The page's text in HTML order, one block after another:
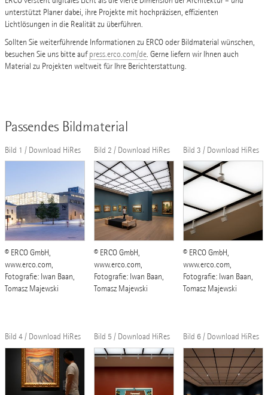
unterstützt Planer dabei, ihre Projekte mit hochpräzisen, effizienten
Lichtlösungen in die Realität zu überführen.
Sollten Sie weiterführende Informationen zu ERCO oder Bildmaterial wünschen,
besuchen Sie uns bitte aufpress.erco.com/de. Gerne liefern wir Ihnen auch
Material zu Projekten weltweit für Ihre Berichterstattung.
Passendes Bildmaterial
Bild 1 / Download HiRes
© ERCO GmbH,
www.erco.com,
Fotografie: Iwan Baan,
Tomasz Majewski
Bild 2 / Download HiRes
© ERCO GmbH,
www.erco.com,
Fotografie: Iwan Baan,
Tomasz Majewski
Bild 3 / Download HiRes
© ERCO GmbH,
www.erco.com,
Fotografie: Iwan Baan,
Tomasz Majewski
Bild 4 / Download HiRes Bild 5 / Download HiRes Bild 6 / Download HiRes